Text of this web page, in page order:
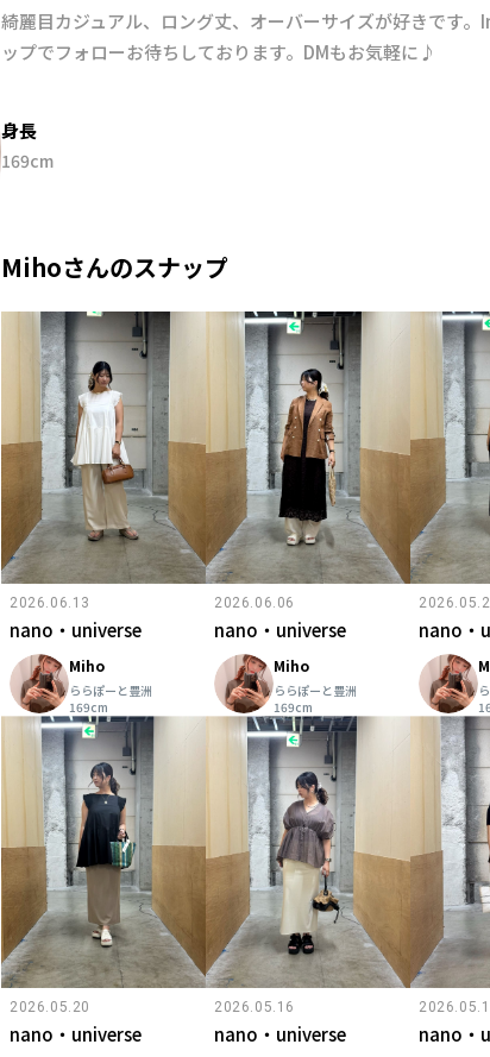
綺麗目カジュアル、ロング丈、オーバーサイズが好きで
ップでフォローお待ちしております。DMもお気軽に♪
身長
169cm
Mihoさんのスナップ
2026.06.13
nano・universe
Miho
ららぽーと豊洲
169cm
2026.06.06
nano・universe
Miho
ららぽーと豊洲
169cm
nano・
2026.05.20
nano・universe
2026.05.16
nano・universe nano・